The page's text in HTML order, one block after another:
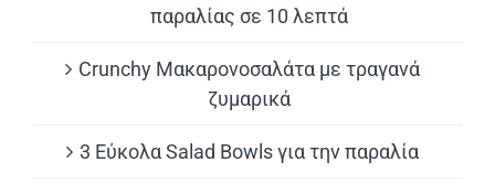
παραλίας σε 10 λεπτά
Crunchy Μακαρονοσαλάτα με τραγανά
ζυμαρικά
3 Εύκολα Salad Bowls για την παραλία